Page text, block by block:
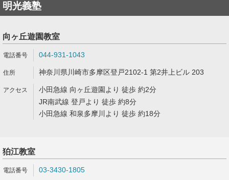
明光義塾
向ヶ丘遊園教室
044-931-1043
神奈川県川崎市多摩区登戸2102-1 第2井上ビル 203
小田急線 向ヶ丘遊園より 徒歩 約2分
JR南武線 登戸より 徒歩 約8分
小田急線 和泉多摩川より 徒歩 約18分
狛江教室
03-3430-1805